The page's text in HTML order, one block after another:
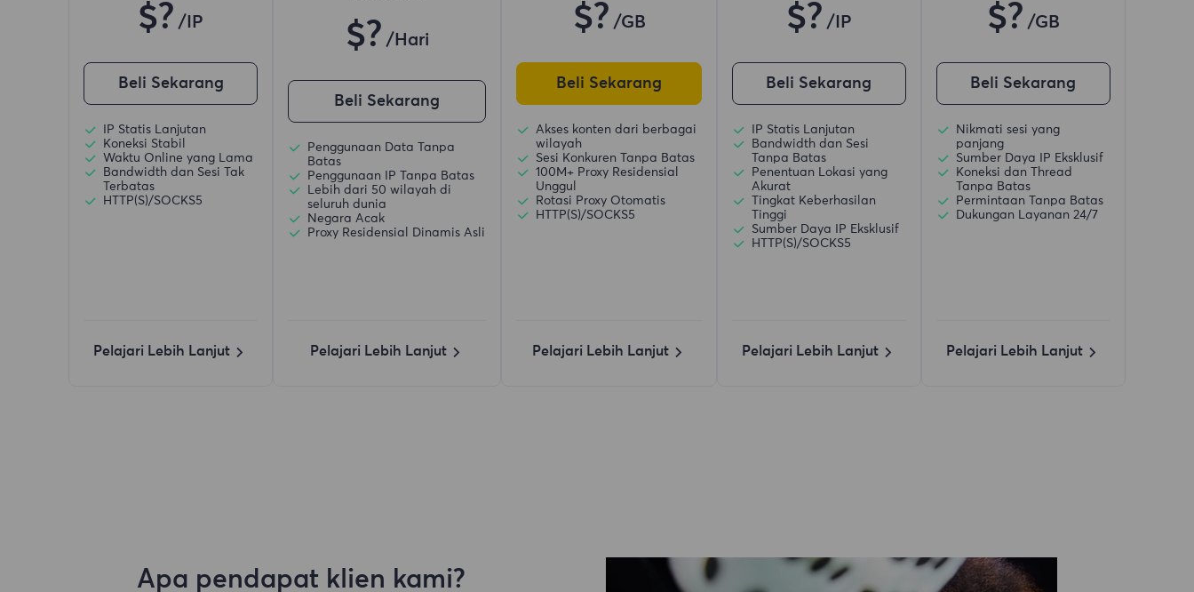
$? /IP
Beli Sekarang
IP Statis Lanjutan
Koneksi Stabil
Waktu Online yang Lama
Bandwidth dan Sesi Tak
Terbatas
HTTP(S)/SOCKS5
Pelajari Lebih Lanjut
$? /Hari
Beli Sekarang
Penggunaan Data Tanpa
Batas
Penggunaan IP Tanpa Batas
Lebih dari 50 wilayah di
seluruh dunia
Negara Acak
Proxy Residensial Dinamis Asli
Pelajari Lebih Lanjut
$? /GB
Beli Sekarang
Akses konten dari berbagai
wilayah
Sesi Konkuren Tanpa Batas
100M+ Proxy Residensial
Unggul
Rotasi Proxy Otomatis
HTTP(S)/SOCKS5
Pelajari Lebih Lanjut
$? /IP
Beli Sekarang
IP Statis Lanjutan
Bandwidth dan Sesi
Tanpa Batas
Penentuan Lokasi yang
Akurat
Tingkat Keberhasilan
Tinggi
Sumber Daya IP Eksklusif
HTTP(S)/SOCKS5
Pelajari Lebih Lanjut
$? /GB
Beli Sekarang
Nikmati sesi yang
panjang
Sumber Daya IP Eksklusif
Koneksi dan Thread
Tanpa Batas
Permintaan Tanpa Batas
Dukungan Layanan 24/7
Pelajari Lebih Lanjut
Apa pendapat klien kami?